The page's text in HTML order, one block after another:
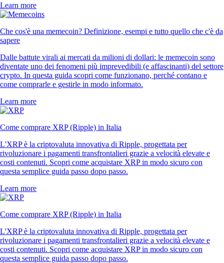
Learn more
Che cos'è una memecoin? Definizione, esempi e tutto quello che c'è da
sapere
Dalle battute virali ai mercati da milioni di dollari: le memecoin sono
diventate uno dei fenomeni più imprevedibili (e affascinanti) del settore
crypto. In questa guida scopri come funzionano, perché contano e
come comprarle e gestirle in modo informato.
Learn more
Come comprare XRP (Ripple) in Italia
L'XRP è la criptovaluta innovativa di Ripple, progettata per
rivoluzionare i pagamenti transfrontalieri grazie a velocità elevate e
costi contenuti. Scopri come acquistare XRP in modo sicuro con
questa semplice guida passo dopo passo.
Learn more
Come comprare XRP (Ripple) in Italia
L'XRP è la criptovaluta innovativa di Ripple, progettata per
rivoluzionare i pagamenti transfrontalieri grazie a velocità elevate e
costi contenuti. Scopri come acquistare XRP in modo sicuro con
questa semplice guida passo dopo passo.